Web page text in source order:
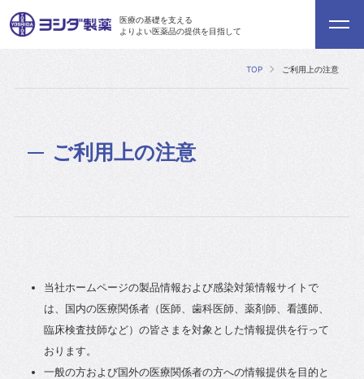
医療の基礎を支える
よりよい医薬品の提供を目指して
TOP ご利用上の注意
ご利用上の注意
当社ホームページの製品情報および感染対策情報サイトで
は、国内の医療関係者（医師、歯科医師、薬剤師、看護師、
臨床検査技師など）の皆さまを対象とした情報提供を行って
おります。
一般の方および国外の医療関係者の方への情報提供を目的と